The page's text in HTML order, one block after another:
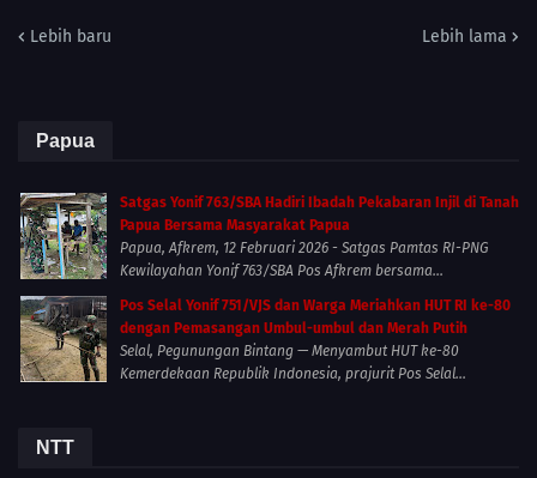
Lebih baru Lebih lama
Papua
Satgas Yonif 763/SBA Hadiri Ibadah Pekabaran Injil di Tanah
Papua Bersama Masyarakat Papua
Papua, Afkrem, 12 Februari 2026 - Satgas Pamtas RI-PNG
Kewilayahan Yonif 763/SBA Pos Afkrem bersama...
Pos Selal Yonif 751/VJS dan Warga Meriahkan HUT RI ke-80
dengan Pemasangan Umbul-umbul dan Merah Putih
Selal, Pegunungan Bintang — Menyambut HUT ke-80
Kemerdekaan Republik Indonesia, prajurit Pos Selal...
NTT